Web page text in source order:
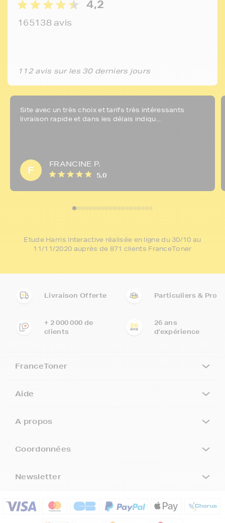
4,2
165138 avis
112 avis sur les 30 derniers jours
Site avec un très choix et tarifs très intéressants
livraison rapide et dans les délais indiqu...
F
FRANCINE P.
5,0
Etude Harris Interactive réalisée en ligne du 30/10 au
11/11/2020 auprès de 871 clients FranceToner
Livraison Offerte Particuliers & Pro
+ 2 000 000 de
clients
26 ans
d'expérience
FranceToner
Aide
A propos
Coordonnées
Newsletter
5€ offerts sur votre 1ère